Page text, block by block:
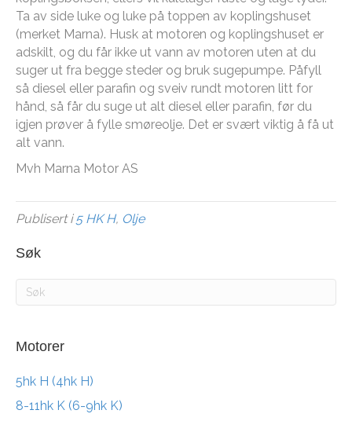
Ta av side luke og luke på toppen av koplingshuset
(merket Marna). Husk at motoren og koplingshuset er
adskilt, og du får ikke ut vann av motoren uten at du
suger ut fra begge steder og bruk sugepumpe. Påfyll
så diesel eller parafin og sveiv rundt motoren litt for
hånd, så får du suge ut alt diesel eller parafin, før du
igjen prøver å fylle smøreolje. Det er svært viktig å få ut
alt vann.
Mvh Marna Motor AS
Publisert i5 HK H, Olje
Søk
Motorer
5hk H (4hk H)
8-11hk K (6-9hk K)